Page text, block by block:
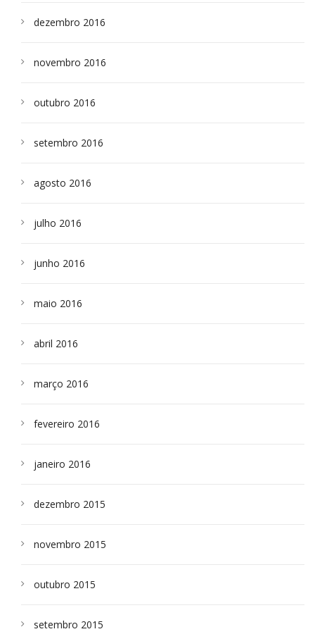
dezembro 2016
novembro 2016
outubro 2016
setembro 2016
agosto 2016
julho 2016
junho 2016
maio 2016
abril 2016
março 2016
fevereiro 2016
janeiro 2016
dezembro 2015
novembro 2015
outubro 2015
setembro 2015